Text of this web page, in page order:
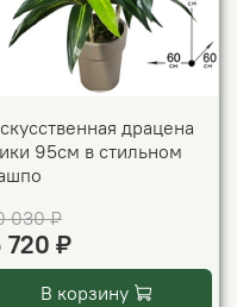
драцена
95см в стильном
030 ₽
720 ₽
В корзину